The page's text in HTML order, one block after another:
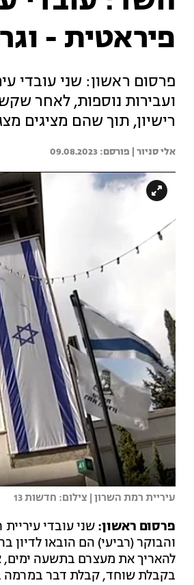
פיראטית -
פרסום ראשון: שני עובדי
ועבירות נוספות, לאחר
רישיון, תוך שהם מציגים
אלי סניור | 09.08.2023
עיריית רמת השרון | צילום: חדשות 13
פרסום ראשון: שני עובדי
והבוקר (רביעי) הם הובאו
להאריך את מעצרם בתשעה
בקבלת שוחד, קבלת דבר במרמה